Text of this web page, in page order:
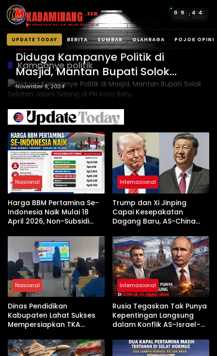
KABAMINANG .com
TERDEPAN DALAM MENGABARKAN
0 9 : 4 4
UPDATE TODAY BERITA SUMBAR OLAHRAGA POJOK OPINI
Langsung
konten
Kampanye politik
BERITA
Diduga Kampanye Politik di
Masjid, Mantan Bupati Solok
Selatan Jalani Sidang di PN Koto
Baru
November 8, 2024
Nasional
Harga BBM Pertamina Se-
Indonesia Naik Mulai 18
April 2026, Non-Subsidi
Internasional
Trump dan Xi Jinping
Capai Kesepakatan
Dagang Baru, AS-China
Jelang Kunjungan Beijing
Nasional
Dinas Pendidikan
Kabupaten Lahat Sukses
Mempersiapkan TKA
Pembekalan Latihan Soal
Tanpa Internet
Internasional
Rusia Tegaskan Tak Punya
Kepentingan Langsung
dalam Konflik AS–Israel–